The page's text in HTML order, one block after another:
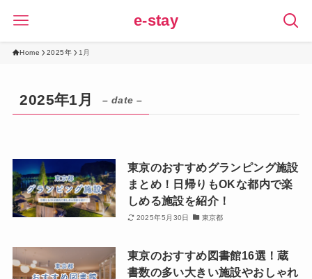
e-stay
Home 2025年 1月
2025年1月 – date –
東京のおすすめグランピング施設
まとめ！日帰りもOKな都内で楽
しめる施設を紹介！
2025年5月30日 東京都
東京のおすすめ図書館16選！蔵
書数の多い大きい施設やおしゃれ